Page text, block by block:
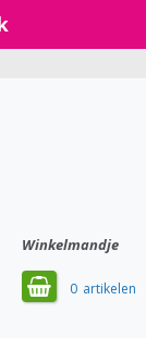
Winkelmandje
0